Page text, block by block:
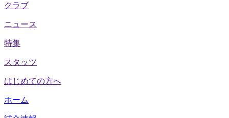
クラブ
ニュース
特集
スタッツ
はじめての方へ
ホーム